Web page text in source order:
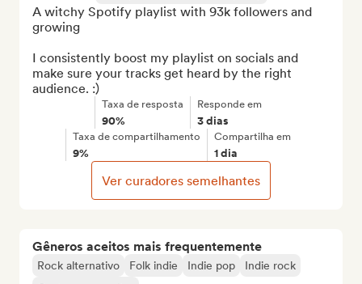
Gêneros aceitos mais frequentemente
Rock alternativo Folk indie Indie pop
Indie rock
A witchy Spotify playlist with 93k followers and
growing
I consistently boost my playlist on socials and
make sure your tracks get heard by the right
audience. :)
Taxa de resposta
90%
Responde em
3 dias
Taxa de compartilhamento
9%
Compartilha em
1 dia
Ver curadores semelhantes